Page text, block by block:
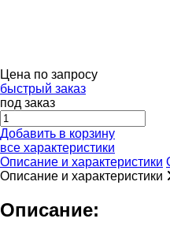
Цена по запросу
быстрый заказ
под заказ
Добавить в корзину
все характеристики
Описание и характеристики
Описание и характеристики
Описание: